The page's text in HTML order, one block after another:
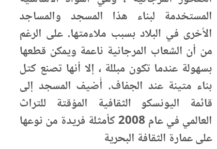
المستخدمة لبناء هذا المسجد والمساجد
الأخرى في البلاد بسبب ملاءمتها. على الرغم
من أن الشعاب المرجانية ناعمة ويمكن قطعها
بسهولة عندما تكون مبللة ، إلا أنها تصنع كتل
بناء متينة عند الجفاف. أُضيف المسجد إلى
قائمة اليونسكو الثقافية المؤقتة للتراث
العالمي في عام 2008 كأمثلة فريدة من نوعها
على عمارة الثقافة البحرية